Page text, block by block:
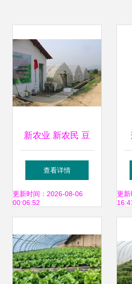
新农业 新农民 豆
芽菜引领下的绿色
革命正走进广袤乡
查看详情
更新时间：2026-08-06
00:06:52
更